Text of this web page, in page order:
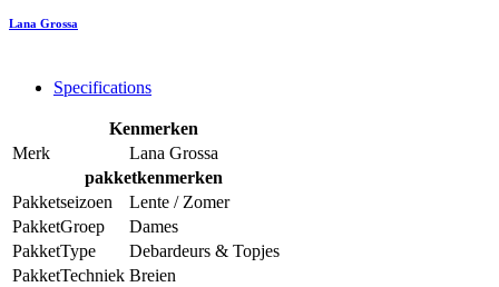
Lana Grossa
Specifications
Kenmerken
Merk
Lana Grossa
pakketkenmerken
Pakketseizoen
Lente / Zomer
PakketGroep
Dames
PakketType
Debardeurs & Topjes
PakketTechniek Breien